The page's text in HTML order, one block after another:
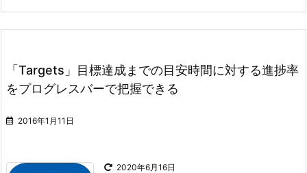
「Targets」目標達成までの目安時間に対する進捗率
をプログレスバーで把握できる
2016年1月11日
2020年6月16日